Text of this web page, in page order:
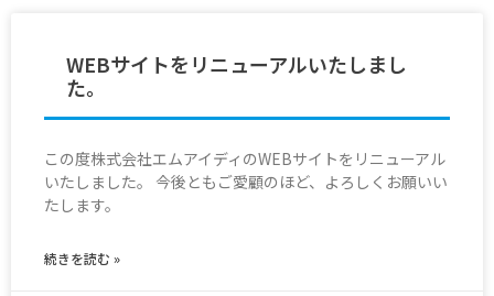
WEBサイトをリニューアルいたしまし
た。
この度株式会社エムアイディのWEBサイトをリニューアル
いたしました。 今後ともご愛顧のほど、よろしくお願いい
たします。
続きを読む »